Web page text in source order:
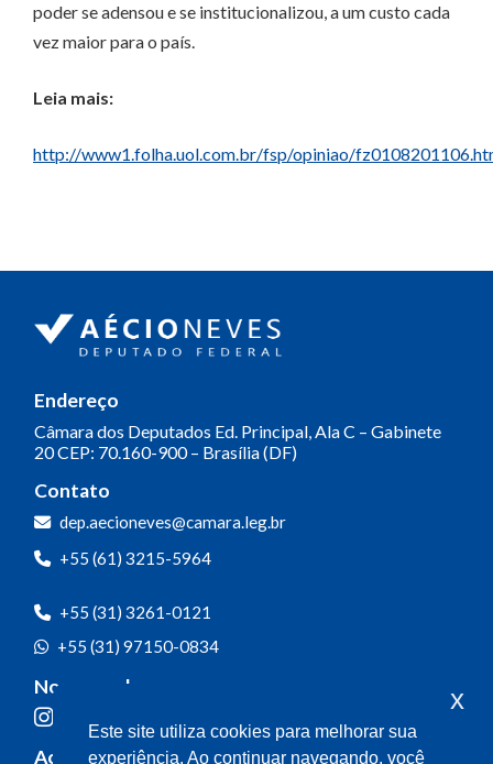
poder se adensou e se institucionalizou, a um custo cada
vez maior para o país.
Leia mais:
http://www1.folha.uol.com.br/fsp/opiniao/
Endereço
Câmara dos Deputados Ed. Principal, Ala C – Gabinete
20CEP: 70.160-900 – Brasília (DF)
Contato
dep.aecioneves@camara.leg.br
+55 (61) 3215-5964
+55 (31) 3261-0121
+55 (31) 97150-0834
Nossas redes
Acompanhe o meu mandato
Este site utiliza cookies para melhorar sua
experiência. Ao continuar navegando, você
x